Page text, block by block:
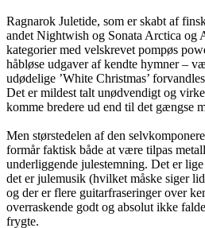
Ragnarok Juletide, som er skabt af
andet Nightwish og Sonata Arctica og
kategorier med velskrevet pompøs
håbløse udgaver af kendte hymner –
udødelige ’White Christmas’
Det er mildest talt unødvendigt og
komme bredere ud end til det gængse
Men størstedelen af den
formår faktisk både at være tilpas
underliggende julestemning. Det er
det er julemusik (hvilket måske siger
og der er flere guitarfraseringer over
overraskende godt og absolut ikke
frygte.